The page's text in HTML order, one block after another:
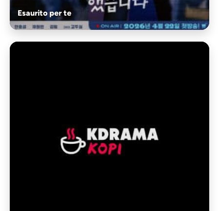
Esaurito per te